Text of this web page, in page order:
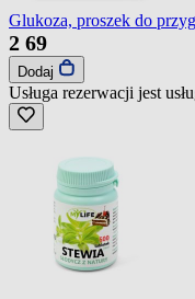
Glukoza, proszek do
2 69
Dodaj
Usługa rezerwacji jest